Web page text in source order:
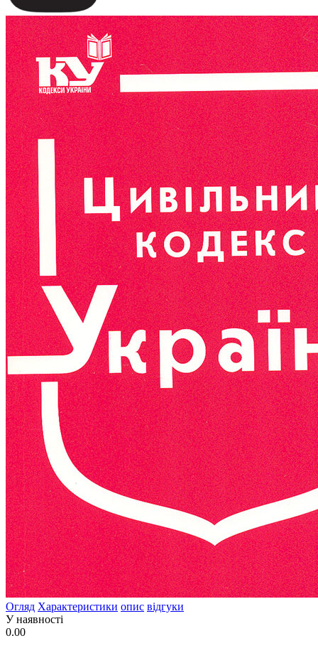
Огляд Характеристики опис відгуки
У наявності
0.00